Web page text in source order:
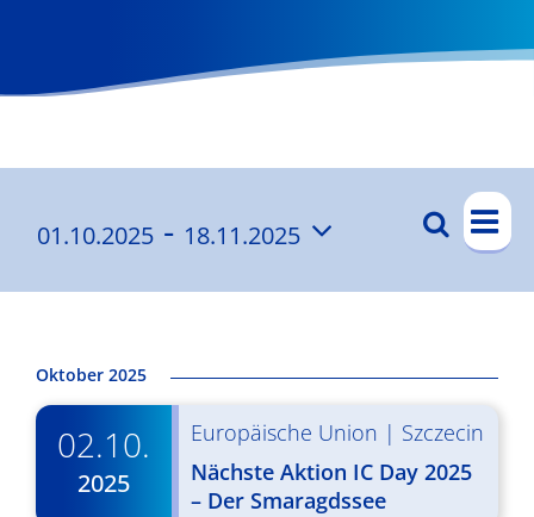
V
e
a
n
s
Suche
V
e
r
s
t
01.10.2025 - 18.11.2025
wählen.
Oktober 2025
02.10.
2025
Europäische Union | Szczecin
Nächste Aktion IC Day 2025
– Der Smaragdssee